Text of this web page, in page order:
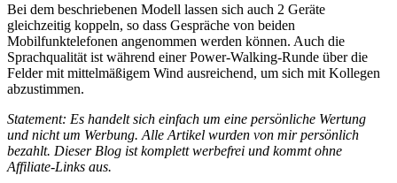
Bei dem beschriebenen Modell lassen sich auch 2 Geräte
gleichzeitig koppeln, so dass Gespräche von beiden
Mobilfunktelefonen angenommen werden können. Auch die
Sprachqualität ist während einer Power-Walking-Runde über die
Felder mit mittelmäßigem Wind ausreichend, um sich mit Kollegen
abzustimmen.
Statement: Es handelt sich einfach um eine persönliche Wertung
und nicht um Werbung. Alle Artikel wurden von mir persönlich
bezahlt. Dieser Blog ist komplett werbefrei und kommt ohne
Affiliate-Links aus.